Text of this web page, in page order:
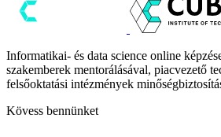
Informatikai- és data science online
szakemberek mentorálásával, piacvezető
felsőoktatási intézmények
Kövess bennünket